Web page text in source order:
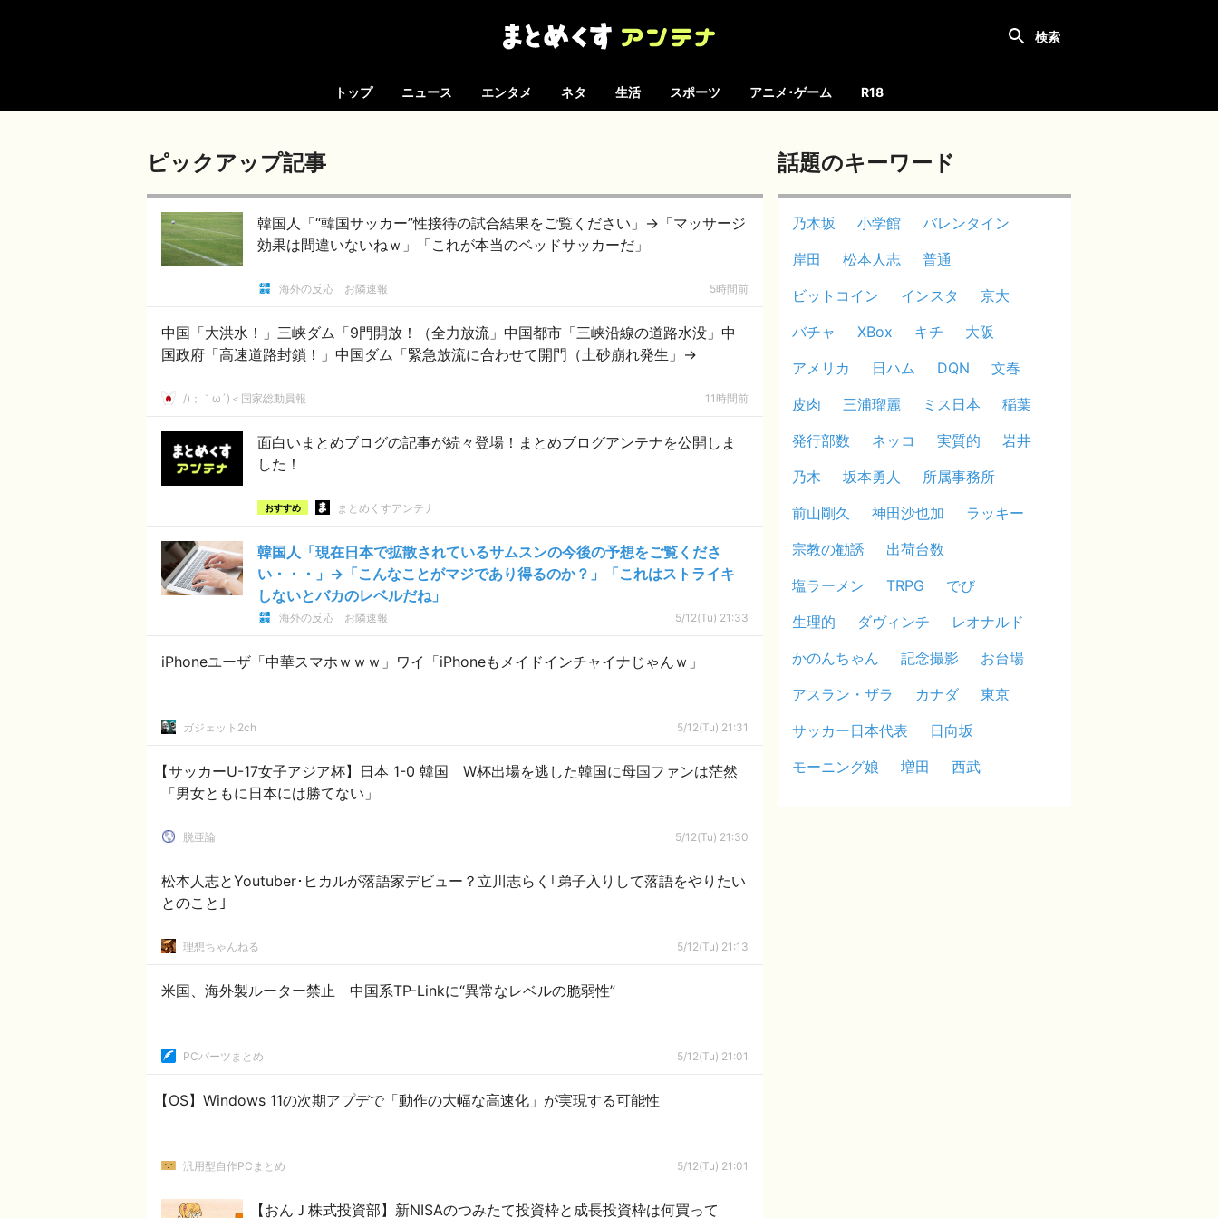
トップ ニュース エンタメ ネタ 生活 スポーツ アニメ･ゲーム R18
ピックアップ記事
韓国人「“韓国サッカー”性接待の試合結果をご覧ください」→「マッサージ
効果は間違いないねｗ」「これが本当のベッドサッカーだ」
海外の反応 お隣速報 5時間前
中国「大洪水！」三峡ダム「9門開放！（全力放流」中国都市「三峡沿線の道路水没」中
国政府「高速道路封鎖！」中国ダム「緊急放流に合わせて開門（土砂崩れ発生」→
/)；｀ω´)＜国家総動員報 11時間前
面白いまとめブログの記事が続々登場！まとめブログアンテナを公開しま
した！
おすすめ まとめくすアンテナ
韓国人「現在日本で拡散されているサムスンの今後の予想をご覧くださ
い・・・」→「こんなことがマジであり得るのか？」「これはストライキ
しないとバカのレベルだね」
海外の反応 お隣速報 5/12(Tu) 21:33
iPhoneユーザ「中華スマホｗｗｗ」ワイ「iPhoneもメイドインチャイナじゃんｗ」
ガジェット2ch 5/12(Tu) 21:31
【サッカーU-17女子アジア杯】日本 1-0 韓国 W杯出場を逃した韓国に母国ファンは茫然
「男女ともに日本には勝てない」
脱亜論 5/12(Tu) 21:30
松本人志とYoutuber･ヒカルが落語家デビュー？立川志らく｢弟子入りして落語をやりたい
とのこと｣
理想ちゃんねる 5/12(Tu) 21:13
米国、海外製ルーター禁止 中国系TP-Linkに“異常なレベルの脆弱性”
PCパーツまとめ 5/12(Tu) 21:01
【OS】Windows 11の次期アプデで「動作の大幅な高速化」が実現する可能性
汎用型自作PCまとめ 5/12(Tu) 21:01
【おんＪ株式投資部】新NISAのつみたて投資枠と成長投資枠は何買って
話題のキーワード
乃木坂 小学館
バレンタイン
岸田
松本人志
普通
ビットコイン
インスタ
京大
バチャ
XBox キチ
大阪
アメリカ
日ハム DQN
文春
皮肉
三浦瑠麗 ミス日本
稲葉
発行部数
ネッコ 実質的
岩井
乃木
坂本勇人
所属事務所
前山剛久
神田沙也加
ラッキー
宗教の勧誘
出荷台数
塩ラーメン
TRPG
でび
生理的
ダヴィンチ
レオナルド
かのんちゃん
記念撮影
お台場
アスラン・ザラ
カナダ
東京
サッカー日本代表
日向坂
モーニング娘
増田 西武